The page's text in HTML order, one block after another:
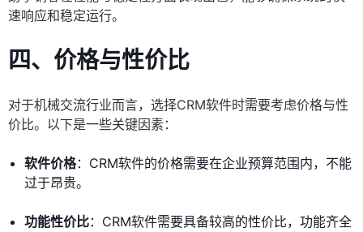
速响应和稳定运行。
四、价格与性价比
对于机械交流行业而言，选择CRM软件时需要考虑价格与性
价比。以下是一些关键因素：
软件价格：CRM软件的价格需要在企业预算范围内，不能
过于昂贵。
功能性价比：CRM软件需要具备较高的性价比，功能齐全